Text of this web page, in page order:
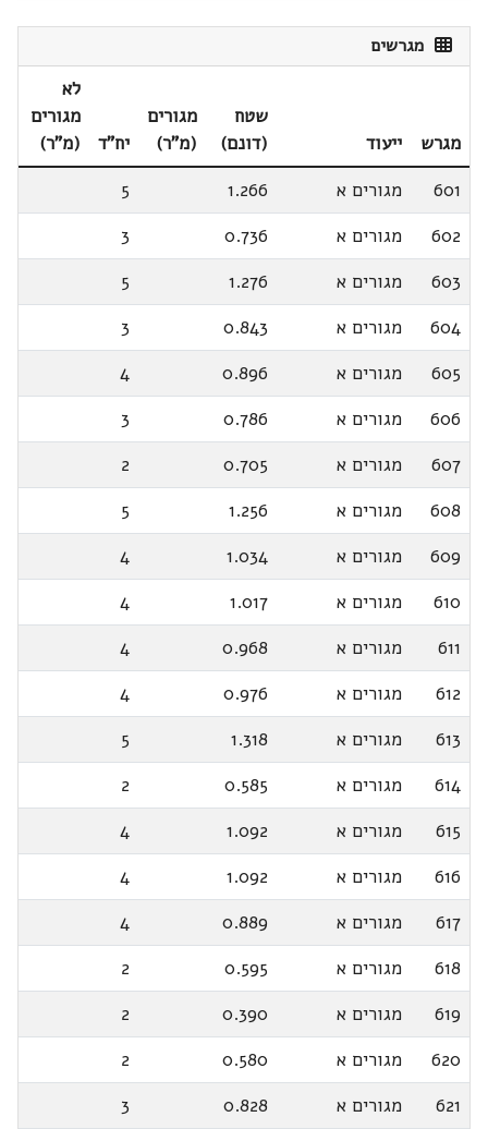
מגרשים
מגרש ייעוד
שטח
(דונם)
מגורים
(מ"ר)
יח"ד
לא
מגורים
(מ"ר)
601
מגורים א 1.266
5
602
מגורים א 0.736
3
603
מגורים א 1.276
5
604
מגורים א 0.843
3
605
מגורים א 0.896
4
606
מגורים א 0.786
3
607
מגורים א 0.705
2
608
מגורים א 1.256
5
609
מגורים א 1.034
4
610
מגורים א 1.017
4
611
מגורים א 0.968
4
612
מגורים א 0.976
4
613
מגורים א 1.318
5
614
מגורים א 0.585
2
615
מגורים א 1.092
4
616
מגורים א 1.092
4
617
מגורים א 0.889
4
618
מגורים א 0.595
2
619
מגורים א 0.390
2
620
מגורים א 0.580
2
621
מגורים א 0.828
3